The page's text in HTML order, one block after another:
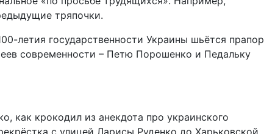
тряпочки.
летия государственности Украины шьётся прапор
современности – Петю Порошенко и Педальку
как крокодил из анекдота про украинского
с улицей Ларисы Руденко до Харьковской